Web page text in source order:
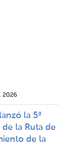
2026
la 5ª
la Ruta de
de la